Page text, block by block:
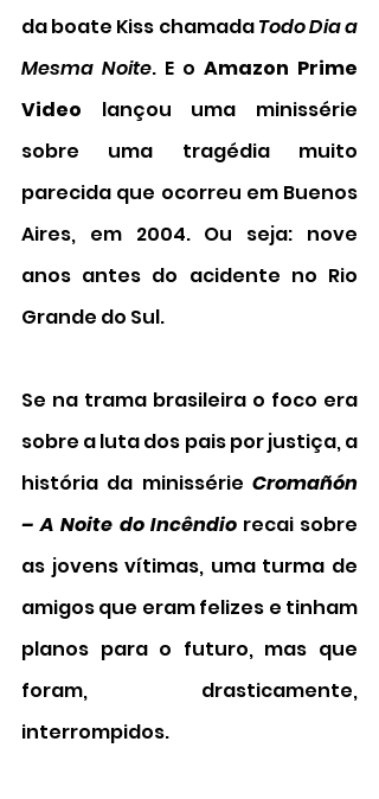
da boate Kiss chamada Todo Dia a
Mesma Noite. E o Amazon Prime
Video lançou uma minissérie
sobre uma tragédia muito
parecida que ocorreu em Buenos
Aires, em 2004. Ou seja: nove
anos antes do acidente no Rio
Grande do Sul.
Se na trama brasileira o foco era
sobre a luta dos pais por justiça, a
história da minissérie Cromañón
– A Noite do Incêndio recai sobre
as jovens vítimas, uma turma de
amigos que eram felizes e tinham
planos para o futuro, mas que
foram, drasticamente,
interrompidos.